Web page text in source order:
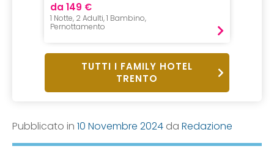
da 149 €
1 Notte, 2 Adulti, 1 Bambino,
Pernottamento
TUTTI I FAMILY HOTEL
TRENTO
Pubblicato in 10 Novembre 2024 da Redazione